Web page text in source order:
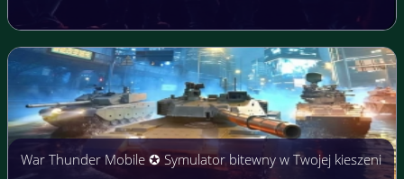
War Thunder Mobile ✪ Symulator bitewny w Twojej kieszeni